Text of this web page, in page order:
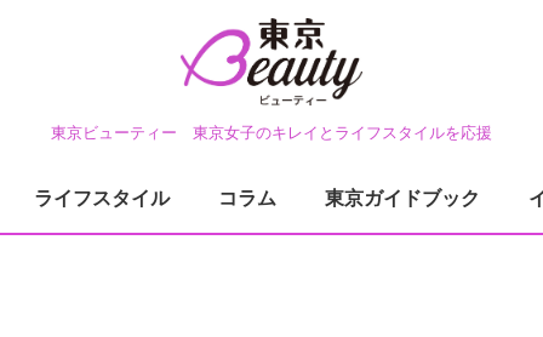
東京ビューティー 東京女子のキレイとライフスタイルを応援
ライフスタイル コラム 東京ガイドブック